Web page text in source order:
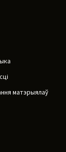
матэрыялаў